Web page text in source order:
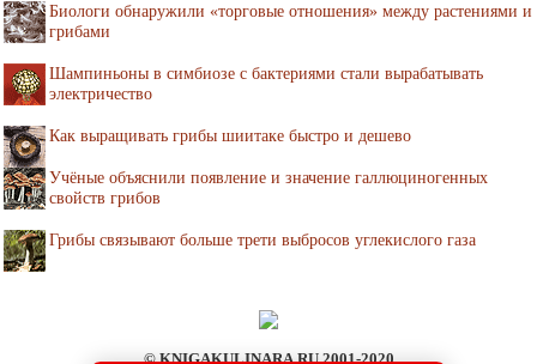
Биологи обнаружили «торговые отношения» между растениями и
грибами
Шампиньоны в симбиозе с бактериями стали вырабатывать
электричество
Как выращивать грибы шиитаке быстро и дешево
Учёные объяснили появление и значение галлюциногенных
свойств грибов
Грибы связывают больше трети выбросов углекислого газа
© KNIGAKULINARA.RU 2001-2020